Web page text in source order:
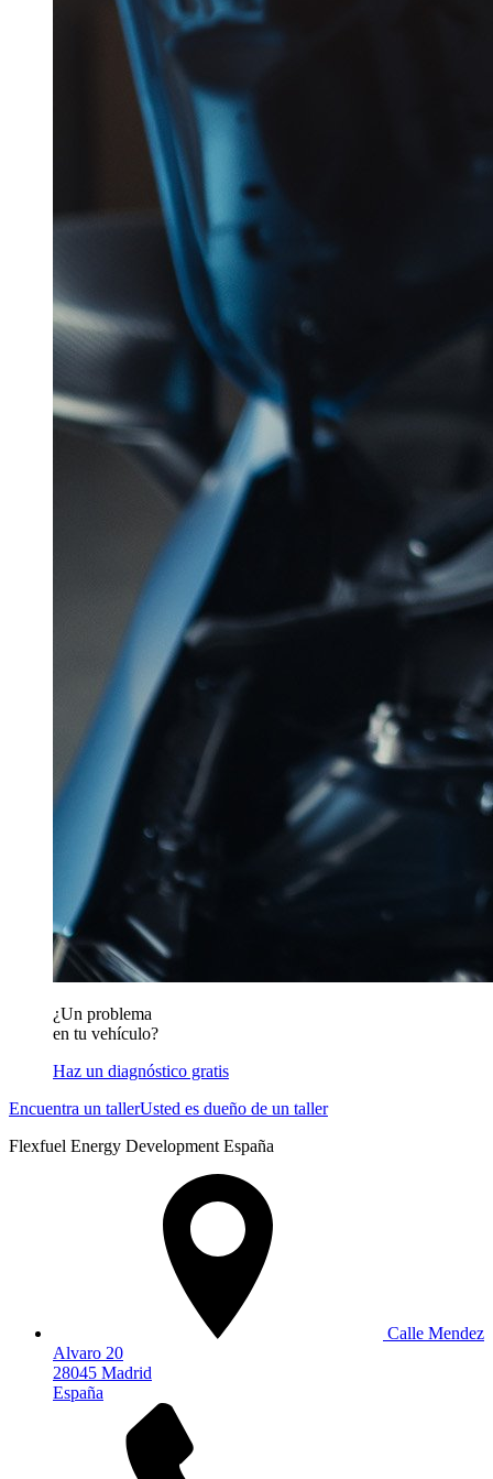
¿Un problema
en tu vehículo?
Haz un diagnóstico gratis
Encuentra un tallerUsted es dueño de un taller
Flexfuel Energy Development España
Calle Mendez
Alvaro 20
28045 Madrid
España